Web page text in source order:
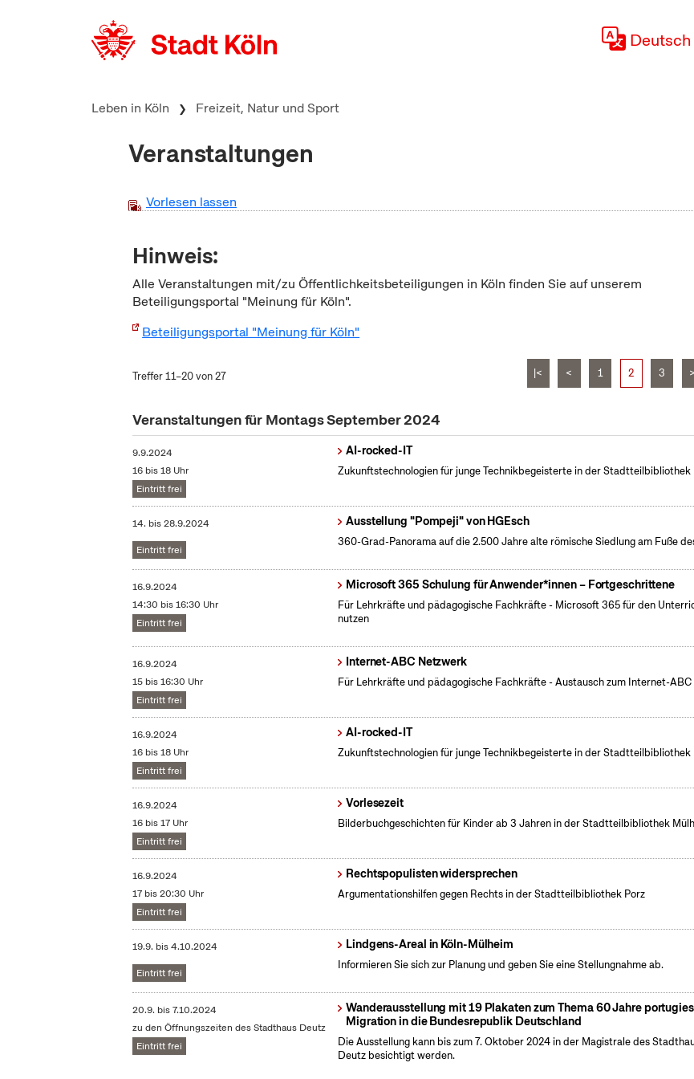
Deutsch
Leben in Köln Freizeit, Natur und Sport
Veranstaltungen
Vorlesen lassen
Hinweis:
Alle Veranstaltungen mit/zu Öffentlichkeitsbeteiligungen in Köln finden Sie auf unserem
Beteiligungsportal "Meinung für Köln".
Beteiligungsportal "Meinung für Köln"
Treffer 11–20 von 27 |< < 1 2 3 >
Veranstaltungen für Montags September 2024
9.9.2024
16 bis 18 Uhr
Eintritt frei
AI-rocked-IT
Zukunftstechnologien für junge Technikbegeisterte in der Stadtteilbibliothek
14. bis28.9.2024
Eintritt frei
Ausstellung "Pompeji" von HGEsch
360-Grad-Panorama auf die 2.500 Jahre alte römische Siedlung am Fuße
16.9.2024
14:30 bis 16:30 Uhr
Eintritt frei
Microsoft 365 Schulung für Anwender*innen – Fortgeschrittene
Für Lehrkräfte und pädagogische Fachkräfte - Microsoft 365 für den
nutzen
16.9.2024
15 bis 16:30 Uhr
Eintritt frei
Internet-ABC Netzwerk
Für Lehrkräfte und pädagogische Fachkräfte - Austausch zum Internet-ABC
16.9.2024
16 bis 18 Uhr
Eintritt frei
AI-rocked-IT
Zukunftstechnologien für junge Technikbegeisterte in der Stadtteilbibliothek
16.9.2024
16 bis 17 Uhr
Eintritt frei
Vorlesezeit
Bilderbuchgeschichten für Kinder ab 3 Jahren in der Stadtteilbibliothek
16.9.2024
17 bis 20:30 Uhr
Eintritt frei
Rechtspopulisten widersprechen
Argumentationshilfen gegen Rechts in der Stadtteilbibliothek Porz
19.9. bis4.10.2024
Eintritt frei
Lindgens-Areal in Köln-Mülheim
Informieren Sie sich zur Planung und geben Sie eine Stellungnahme ab.
20.9. bis7.10.2024
zu den Öffnungszeiten des Stadthaus Deutz
Eintritt frei
Wanderausstellung mit 19 Plakaten zum Thema 60 Jahre
Migration in die Bundesrepublik Deutschland
Die Ausstellung kann bis zum 7. Oktober 2024 in der Magistrale des
Deutz besichtigt werden.